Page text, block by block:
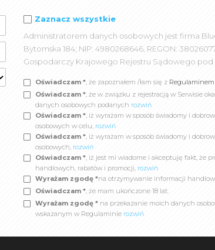
Zaznacz wszystkie
Administratorem danych osobowych jest firma
Bytomska 184; NIP: 4980268646, REGON:
Gospodarczy Krajowego Rejestru Sądowego pod
Oświadczam *, że zapoznałem /łam się z Regulaminem
Oświadczam *, że w związku z rejestracją w Serwisie
danych osobowych podanych rozwiń
Oświadczam *, iż wyrażam w sposób świadomy i
osobowych w celu, rozwiń
Oświadczam *, iż wyrażam w sposób świadomy i
osobowych, rozwiń
Oświadczam *, iż jest mi wiadome i akceptuję fakt, że
handlowych, rabatów i promocji, rozwiń
Wyrażam zgodę *na otrzymywanie informacji
Oświadczam *, że mam ukończone 18 lat.
Wyrażam zgodę * na przekazanie moich danych
wskazanym w Regulaminie rozwiń